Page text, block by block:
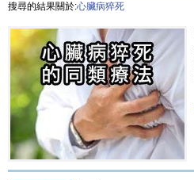
搜尋的結果關於:心臟病猝死